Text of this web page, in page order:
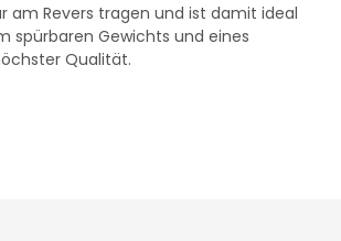
am Revers tragen und ist damit ideal
spürbaren Gewichts und eines
Qualität.